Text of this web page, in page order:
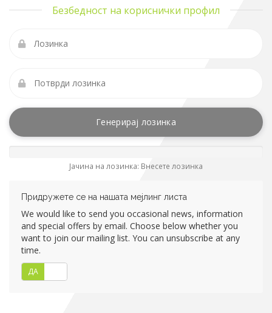
Безбедност на кориснички профил
Генерирај лозинка
Јачина на лозинка: Внесете лозинка
Придружете се на нашата мејлинг листа
We would like to send you occasional news, information
and special offers by email. Choose below whether you
want to join our mailing list. You can unsubscribe at any
time.
ДА